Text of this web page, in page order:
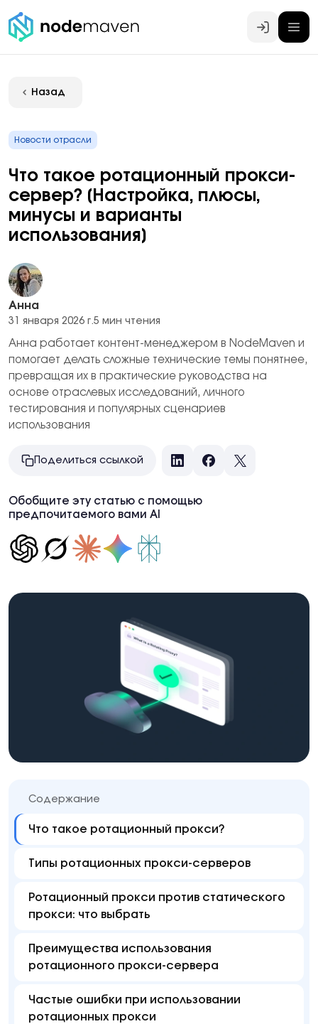
Войти
Назад
Новости отрасли
Что такое ротационный прокси-
сервер? [Настройка, плюсы,
минусы и варианты
использования]
Анна
31 января 2026 г.5 мин чтения
Анна работает контент-менеджером в NodeMaven и
помогает делать сложные технические темы понятнее,
превращая их в практические руководства на
основе отраслевых исследований, личного
тестирования и популярных сценариев
использования
Поделиться ссылкой
LinkedInFacebook
X
Обобщите эту статью с помощью
предпочитаемого вами AI
Содержание
Что такое ротационный прокси?
Типы ротационных прокси-серверов
Ротационный прокси против статического
прокси: что выбрать
Преимущества использования
ротационного прокси-сервера
Частые ошибки при использовании
ротационных прокси